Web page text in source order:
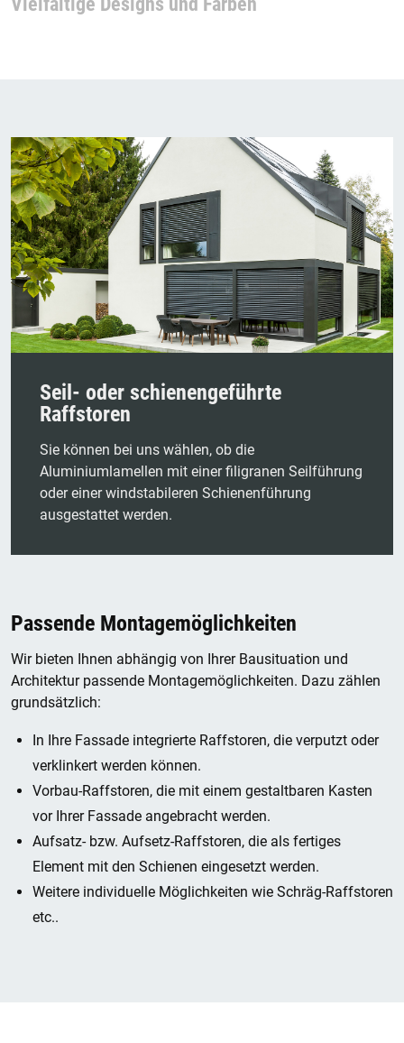
Seil- oder schienengeführte
Raffstoren
Sie können bei uns wählen, ob die
Aluminiumlamellen mit einer filigranen Seilführung
oder einer windstabileren Schienenführung
ausgestattet werden.
Passende Montagemöglichkeiten
Wir bieten Ihnen abhängig von Ihrer Bausituation und
Architektur passende Montagemöglichkeiten. Dazu zählen
grundsätzlich:
In Ihre Fassade integrierte Raffstoren, die verputzt oder
verklinkert werden können.
Vorbau-Raffstoren, die mit einem gestaltbaren Kasten
vor Ihrer Fassade angebracht werden.
Aufsatz- bzw. Aufsetz-Raffstoren, die als fertiges
Element mit den Schienen eingesetzt werden.
Weitere individuelle Möglichkeiten wie Schräg-Raffstoren
etc..